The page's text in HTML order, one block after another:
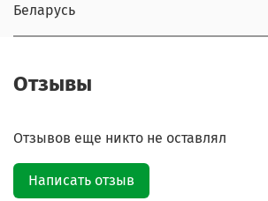
Беларусь
Отзывы
Отзывов еще никто не оставлял
Написать отзыв